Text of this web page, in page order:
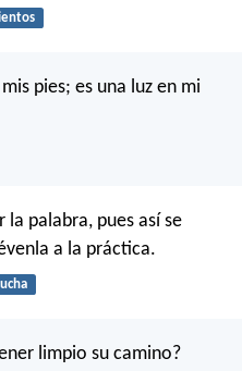
pies; es una luz en mi
palabra, pues así se
a la práctica.
limpio su camino?